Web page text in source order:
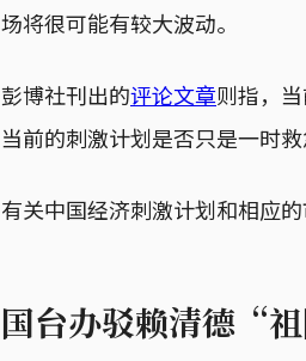
场将很可能有较大波动。
彭博社刊出的评论文章则指，
当前的刺激计划是否只是一时
有关中国经济刺激计划和相应
国台办驳赖清德“